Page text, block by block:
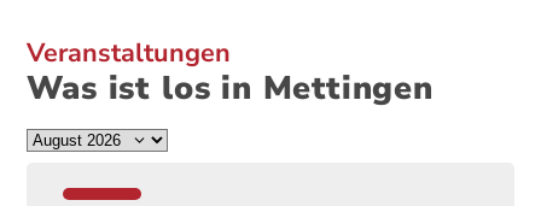
Veranstaltungen
Was ist los in Mettingen